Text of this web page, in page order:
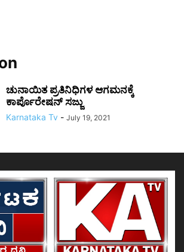
ಚುನಾಯಿತ ಪ್ರತಿನಿಧಿಗಳ ಆಗಮನಕ್ಕೆ
ಕಾರ್ಪೊರೇಷನ್ ಸಜ್ಜು
Karnataka Tv - July 19, 2021